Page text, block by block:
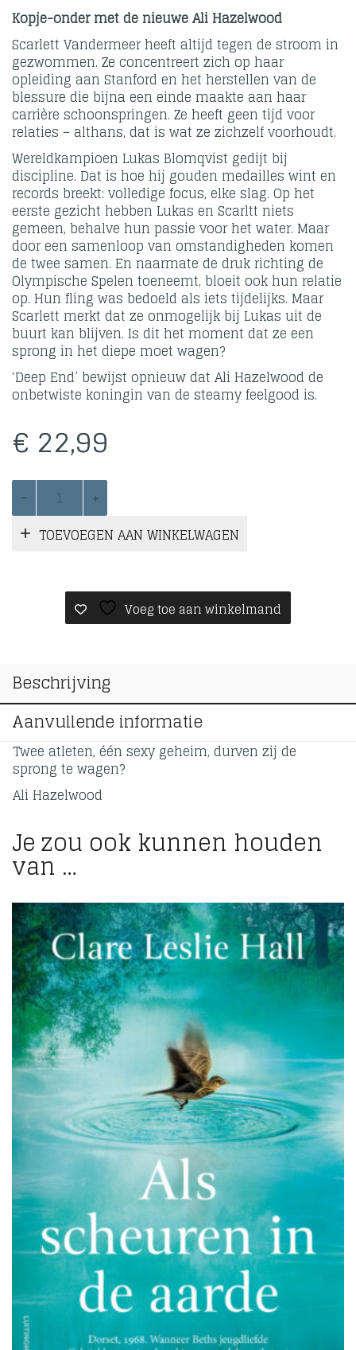
Kopje-onder met de nieuwe Ali Hazelwood
Scarlett Vandermeer heeft altijd tegen de stroom in
gezwommen. Ze concentreert zich op haar
opleiding aan Stanford en het herstellen van de
blessure die bijna een einde maakte aan haar
carrière schoonspringen. Ze heeft geen tijd voor
relaties – althans, dat is wat ze zichzelf voorhoudt.
Wereldkampioen Lukas Blomqvist gedijt bij
discipline. Dat is hoe hij gouden medailles wint en
records breekt: volledige focus, elke slag. Op het
eerste gezicht hebben Lukas en Scarltt niets
gemeen, behalve hun passie voor het water. Maar
door een samenloop van omstandigheden komen
de twee samen. En naarmate de druk richting de
Olympische Spelen toeneemt, bloeit ook hun relatie
op. Hun fling was bedoeld als iets tijdelijks. Maar
Scarlett merkt dat ze onmogelijk bij Lukas uit de
buurt kan blijven. Is dit het moment dat ze een
sprong in het diepe moet wagen?
‘Deep End’ bewijst opnieuw dat Ali Hazelwood de
onbetwiste koningin van de steamy feelgood is.
€ 22,99
Deep
End
aantal
TOEVOEGEN AAN WINKELWAGEN
Voeg toe aan winkelmand
Beschrijving
Aanvullende informatie
Twee atleten, één sexy geheim, durven zij de
sprong te wagen?
Ali Hazelwood
Je zou ook kunnen houden
van …